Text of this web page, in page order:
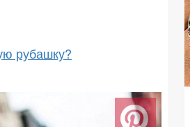
рубашку?